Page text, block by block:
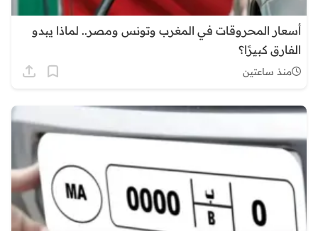
أسعار المحروقات في المغرب وتونس ومصر.. لماذا يبدو
الفارق كبيرًا؟
منذ ساعتين